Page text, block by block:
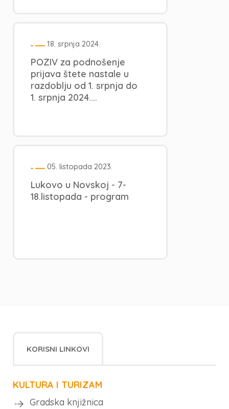
18. srpnja 2024.
POZIV za podnošenje
prijava štete nastale u
razdoblju od 1. srpnja do
1. srpnja 2024....
05. listopada 2023.
Lukovo u Novskoj - 7-
18.listopada - program
KORISNI LINKOVI
KULTURA I TURIZAM
Gradska knjižnica